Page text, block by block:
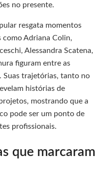
no presente.
resgata momentos
como Adriana Colin,
Alessandra Scatena,
figuram entre as
Suas trajetórias, tanto no
histórias de
mostrando que a
pode ser um ponto de
profissionais.
que marcaram